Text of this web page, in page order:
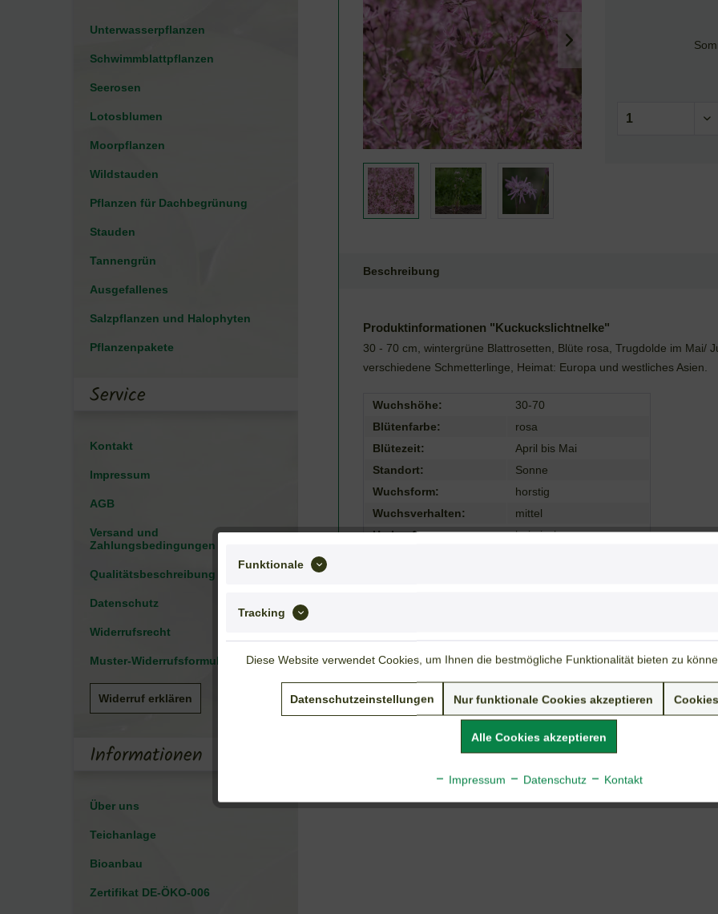
Unterwasserpflanzen
Schwimmblattpflanzen
Seerosen
Lotosblumen
Moorpflanzen
Wildstauden
Pflanzen für Dachbegrünung
Stauden
Tannengrün
Ausgefallenes
Salzpflanzen und Halophyten
Pflanzenpakete
Service
Kontakt
Impressum
AGB
Versand und
Zahlungsbedingungen
Qualitätsbeschreibung
Datenschutz
Widerrufsrecht
Muster-Widerrufsformular
Widerruf erklären
Informationen
Über uns
Teichanlage
Bioanbau
Zertifikat DE-ÖKO-006
Beschreibung
Produktinformationen "Kuckuckslichtnelke"
30 - 70 cm, wintergrüne Blattrosetten, Blüte rosa, Trugdolde im Mai/
verschiedene Schmetterlinge, Heimat: Europa und westliches Asien.
Wuchshöhe:
30-70
Blütenfarbe:
rosa
Blütezeit:
April bis Mai
Standort:
Sonne
Wuchsform:
horstig
Wuchsverhalten:
mittel
Herkunft:
heimisch
Fragen zum Artikel?
Funktionale
Tracking
Diese Website verwendet Cookies, um Ihnen die bestmögliche Funktionalität bieten zu
Datenschutzeinstellungen Nur funktionale Cookies akzeptieren
Alle Cookies akzeptieren
Impressum Datenschutz Kontakt